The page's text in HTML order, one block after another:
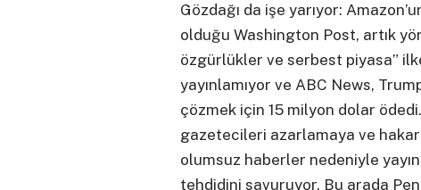
Gözdağı da işe yarıyor:
olduğu Washington Post, artık
özgürlükler ve serbest piyasa”
yayınlamıyor ve ABC News,
çözmek için 15 milyon dolar
gazetecileri azarlamaya ve
olumsuz haberler nedeniyle
tehdidini savuruyor. Bu arada